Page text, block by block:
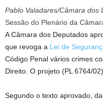
Pablo Valadares/Câmara dos
Sessão do Plenário da
A Câmara dos Deputados
que revoga a Lei de
Código Penal vários crimes
Direito. O projeto (PL 6764/
Segundo o texto aprovado,